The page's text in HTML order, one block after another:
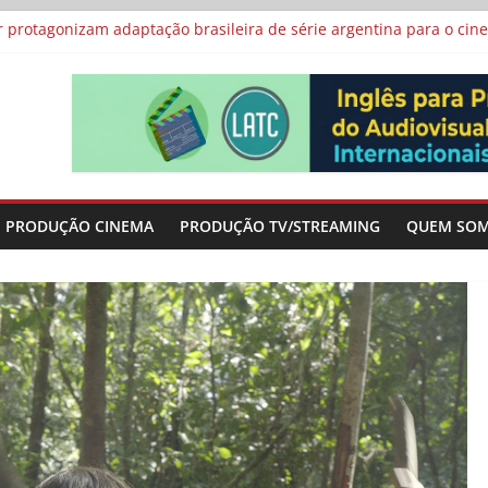
adaptação brasileira de série argentina para o
metragens sobre envelhecimento criados a partir de histórias
“Os Feiticeiros Inocentes” e filme-tributo de Wajda a
será exibida no Festival de Toronto
PRODUÇÃO CINEMA PRODUÇÃO TV/STREAMING QUEM